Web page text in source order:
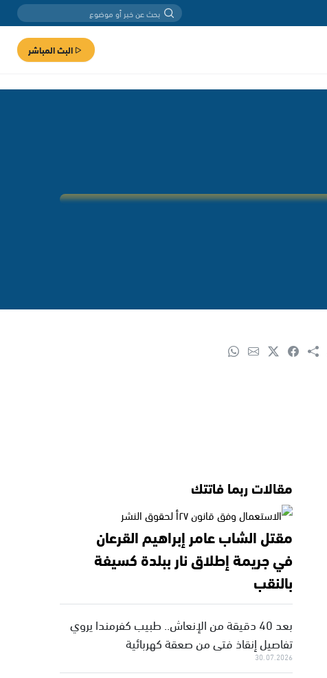
البث المباشر
مقالات ربما فاتتك
مقتل الشاب عامر إبراهيم القرعان
في جريمة إطلاق نار ببلدة كسيفة
بالنقب
بعد 40 دقيقة من الإنعاش.. طبيب كفرمندا يروي
تفاصيل إنقاذ فتى من صعقة كهربائية
30.07.2026